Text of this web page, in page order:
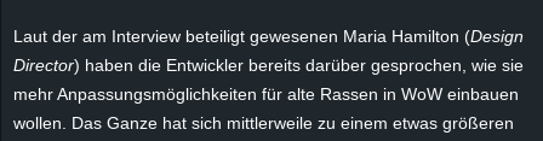
Laut der am Interview beteiligt gewesenen Maria Hamilton (Design
Director) haben die Entwickler bereits darüber gesprochen, wie sie
mehr Anpassungsmöglichkeiten für alte Rassen in WoW einbauen
wollen. Das Ganze hat sich mittlerweile zu einem etwas größeren